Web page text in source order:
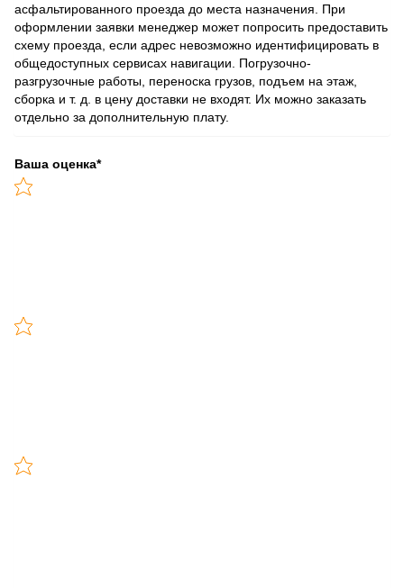
асфальтированного проезда до места назначения. При
оформлении заявки менеджер может попросить предоставить
схему проезда, если адрес невозможно идентифицировать в
общедоступных сервисах навигации. Погрузочно-
разгрузочные работы, переноска грузов, подъем на этаж,
сборка и т. д. в цену доставки не входят. Их можно заказать
отдельно за дополнительную плату.
Ваша оценка*